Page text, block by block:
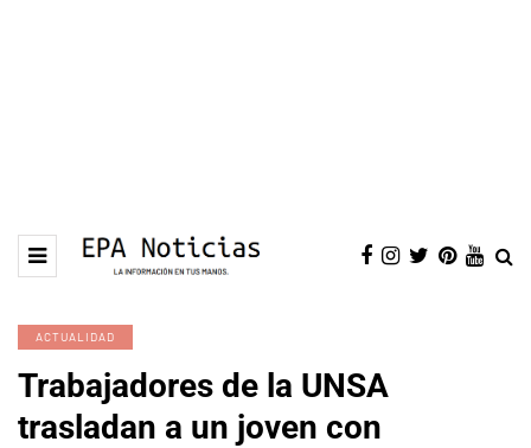
ACTUALIDAD
Trabajadores de la UNSA
trasladan a un joven con